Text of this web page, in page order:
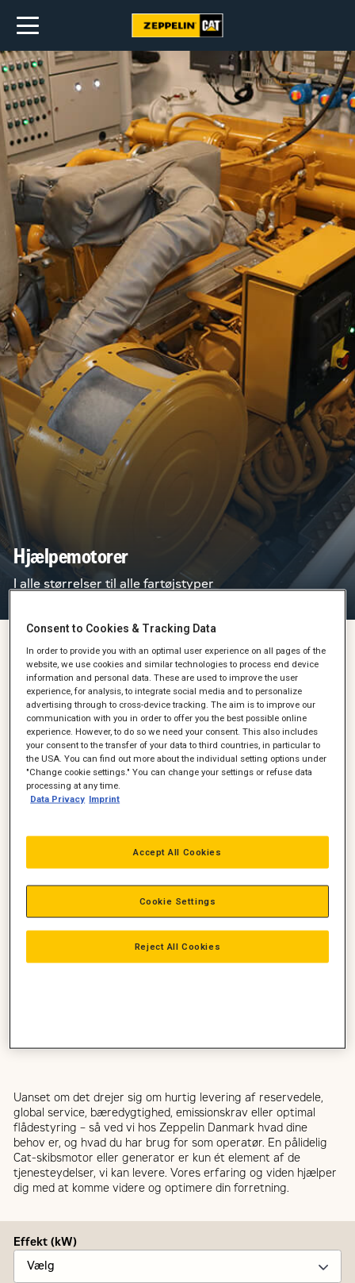
Hjælpemotorer
I alle størrelser til alle fartøjstyper
Hastighed og ydeevne – det er nogle af de vigtigste
elementer i din branche. En pålidelig motor med en lang levetid
er afgørende. Er du på udkig efter en holdbar skibsmotor eller
-generator, samt en partner, der rådgiver dig til at finde den
bedste løsning og reducere din Total Cost of Ownership? Så er
vi de rette at tale med.
PÅLIDELIGE HOVED- OG
HJÆLPEMOTORER
foretaget det rigtige valg. Cat-motorer er kendte for deres
efter en dieselmotor til fremdrift, en hjælpemotor eller et
generatorsæt, så specialbygges alle Cat-motorer for at
opfylde dine ønsker og behov nøjagtigt. Takket være
innovative teknologier opnår motorerne de lavest mulige
Uanset om det drejer sig om hurtig levering af reservedele,
global service, bæredygtighed, emissionskrav eller optimal
flådestyring – så ved vi hos Zeppelin Danmark hvad dine
behov er, og hvad du har brug for som operatør. En pålidelig
Cat-skibsmotor eller generator er kun ét element af de
tjenesteydelser, vi kan levere. Vores erfaring og viden hjælper
dig med at komme videre og optimere din forretning.
Effekt (kW)
Consent to Cookies & Tracking Data
In order to provide you with an optimal user experience on all pages of the
website, we use cookies and similar technologies to process end device
information and personal data. These are used to improve the user
experience, for analysis, to integrate social media and to personalize
advertising through to cross-device tracking. The aim is to improve our
communication with you in order to offer you the best possible online
experience. However, to do so we need your consent. This also includes
your consent to the transfer of your data to third countries, in particular to
the USA. You can find out more about the individual setting options under
"Change cookie settings." You can change your settings or refuse data
processing at any time.
Data Privacy Imprint
Reject All Cookies
Accept All Cookies
Cookie Settings